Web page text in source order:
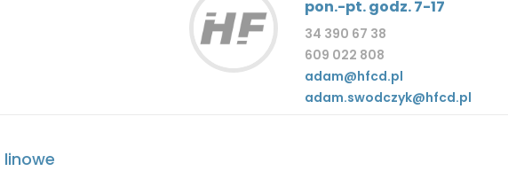
pon.-pt. godz. 7-17
34 390 67 38
609 022 808
adam@hfcd.pl
adam.swodczyk@hfcd.pl